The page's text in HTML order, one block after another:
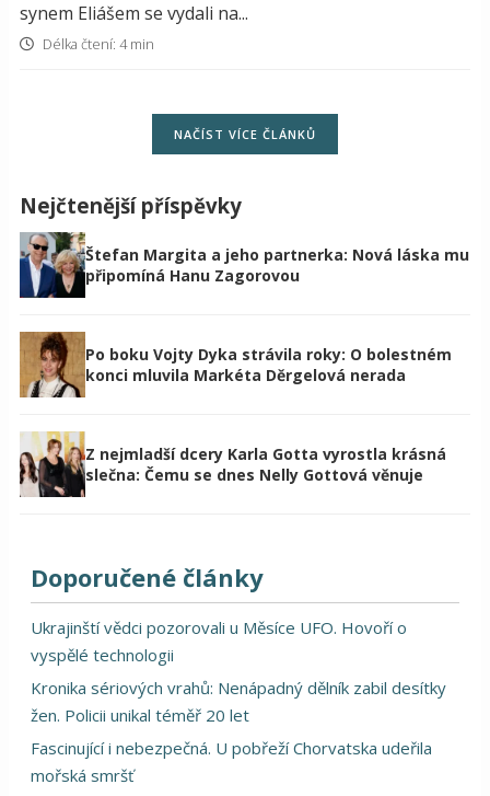
synem Eliášem se vydali na...
Délka čtení: 4 min
NAČÍST VÍCE ČLÁNKŮ
Nejčtenější příspěvky
Štefan Margita a jeho partnerka: Nová láska mu
připomíná Hanu Zagorovou
Po boku Vojty Dyka strávila roky: O bolestném
konci mluvila Markéta Děrgelová nerada
Z nejmladší dcery Karla Gotta vyrostla krásná
slečna: Čemu se dnes Nelly Gottová věnuje
Doporučené články
Ukrajinští vědci pozorovali u Měsíce UFO. Hovoří o
vyspělé technologii
Kronika sériových vrahů: Nenápadný dělník zabil desítky
žen. Policii unikal téměř 20 let
Fascinující i nebezpečná. U pobřeží Chorvatska udeřila
mořská smršť